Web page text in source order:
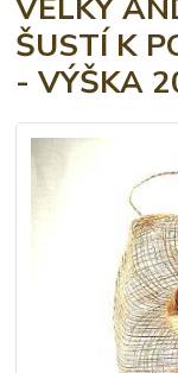
ŠUSTÍ K
- VÝŠKA